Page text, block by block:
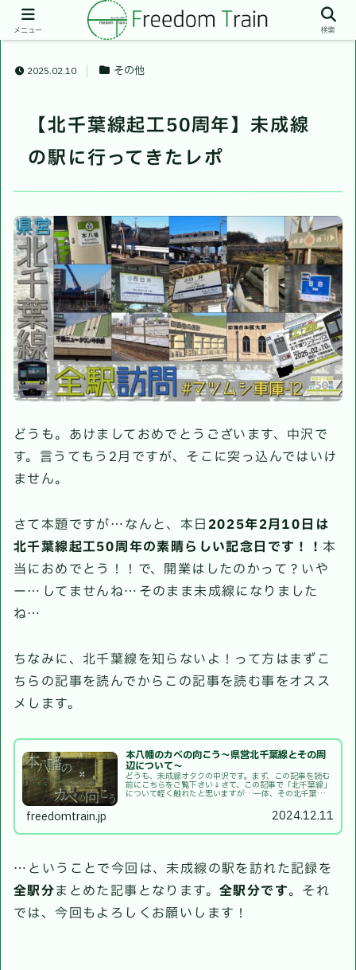
2025.02.10 その他
【北千葉線起工50周年】未成線
の駅に行ってきたレポ
どうも。あけましておめでとうございます、中沢で
す。言うてもう2月ですが、そこに突っ込んではいけ
ません。
さて本題ですが…なんと、本日 2025年2月10日は
北千葉線起工50周年の素晴らしい記念日です！！ 本
当におめでとう！！で、開業はしたのかって？いや
ー…してませんね…そのまま未成線になりました
ね…
ちなみに、北千葉線を知らないよ！って方はまずこ
ちらの記事を読んでからこの記事を読む事をオスス
メします。
本八幡のカベの向こう〜県営北千葉線とその周
辺について〜
どうも、未成線オタクの中沢です。まず、この記事を読む
前にこちらをご覧下さい↓さて、この記事で「北千葉線」
について軽く触れたと思いますが…一体、その北千葉線と
freedomtrain.jp 2024.12.11
…ということで今回は、未成線の駅を訪れた記録を
全駅分まとめた記事となります。全駅分です。それ
では、今回もよろしくお願いします！
メニュー 検索